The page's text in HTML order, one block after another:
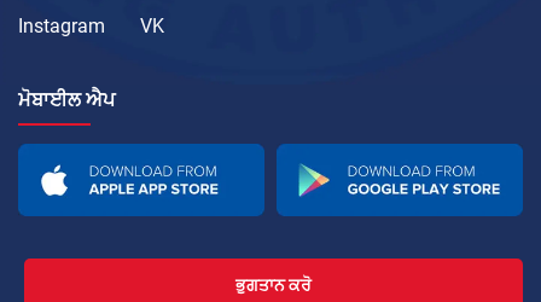
Instagram
VK
ਮੋਬਾਈਲ ਐਪ
ਭੁਗਤਾਨ ਕਰੋ